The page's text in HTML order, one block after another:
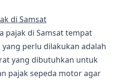
di Samsat
pajak di Samsat tempat
perlu dilakukan adalah
yang dibutuhkan untuk
pajak sepeda motor agar